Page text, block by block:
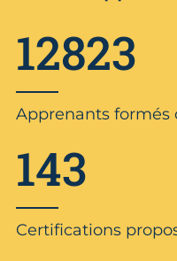
12823
Apprenants formés
143
Certifications